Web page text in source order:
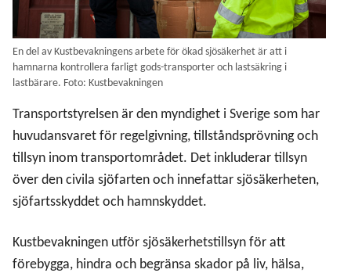
Sjötrafikövervakning
Gränsövervakning
Miljöövervakning
Sjösäkerhet
Arbete mot organiserad brottslighet
GPS-störningar och deras påverkan på sjösäkerheten
En del av Kustbevakningens arbete för ökad sjösäkerhet är att i
hamnarna kontrollera farligt gods-transporter och lastsäkring i
lastbärare. Foto: Kustbevakningen
Transportstyrelsen är den myndighet i Sverige som har
huvudansvaret för regelgivning, tillståndsprövning och
tillsyn inom transportområdet. Det inkluderar tillsyn
över den civila sjöfarten och innefattar sjösäkerheten,
sjöfartsskyddet och hamnskyddet.
Kustbevakningen utför sjösäkerhetstillsyn för att
förebygga, hindra och begränsa skador på liv, hälsa,